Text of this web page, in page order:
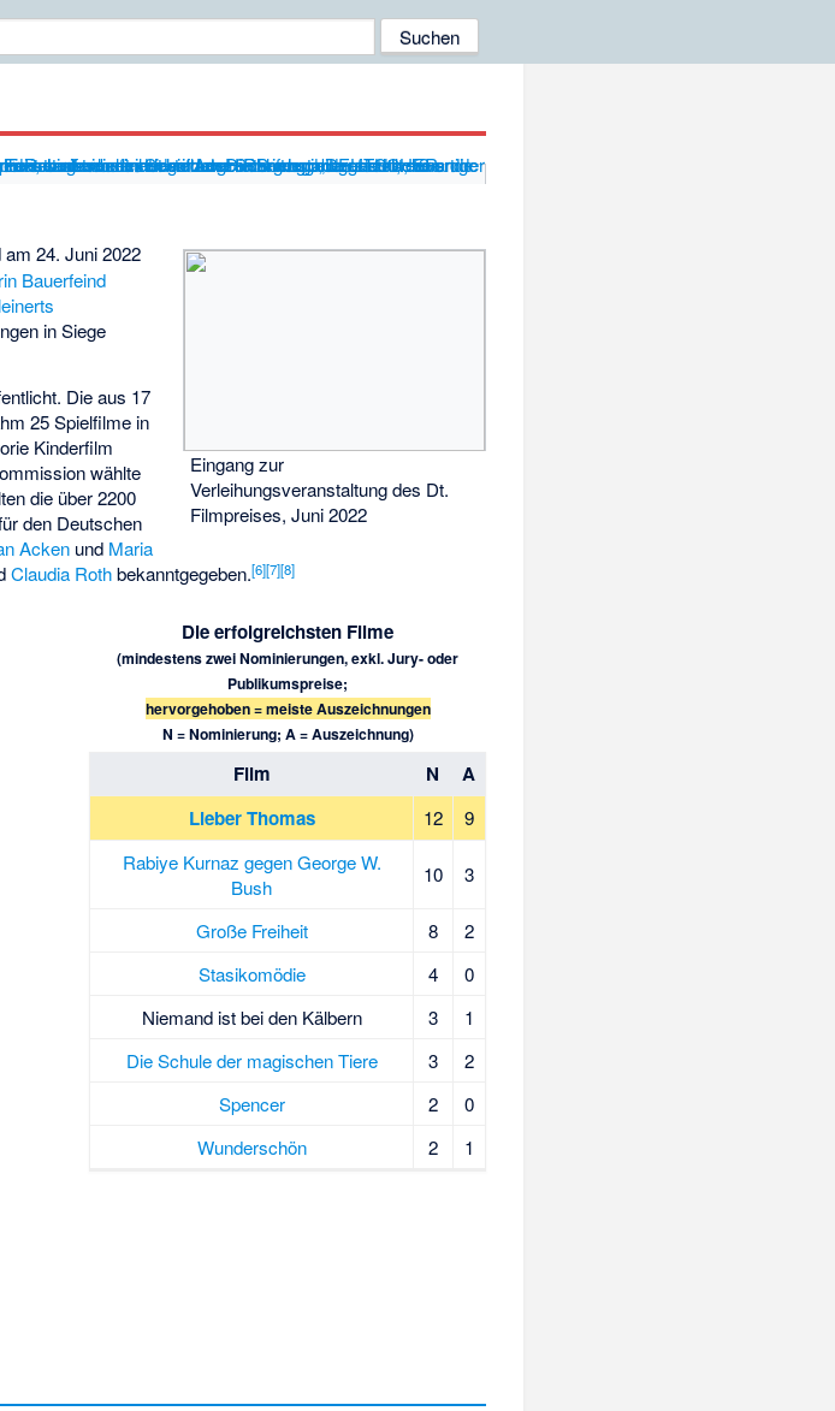
Eingang zur
Verleihungsveranstaltung des Dt.
Filmpreises, Juni 2022
am 24. Juni 2022
Bauerfeind
in Siege
Die aus 17
25 Spielfilme in
Kinderfilm
wählte
die über 2200
den Deutschen
Acken und Maria
Claudia Rothbekanntgegeben.[6][7][8]
Die erfolgreichsten Filme
(mindestens zwei Nominierungen, exkl. Jury- oder
Publikumspreise;
hervorgehoben = meiste Auszeichnungen
N = Nominierung; A = Auszeichnung)
Film N
A
Lieber Thomas
12
9
Rabiye Kurnaz gegen George W.
Bush
10 3
Große Freiheit 8
2
Stasikomödie
4
0
Niemand ist bei den Kälbern
3
1
Die Schule der magischen Tiere
3
2
Spencer
2
0
Wunderschön
2 1